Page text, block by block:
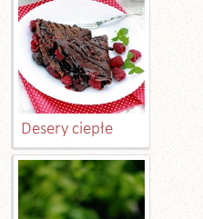
Desery ciepłe